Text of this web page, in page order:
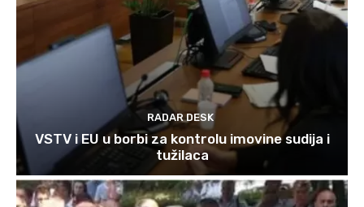
RADAR DESK
VSTV i EU u borbi za kontrolu imovine sudija i
tužilaca